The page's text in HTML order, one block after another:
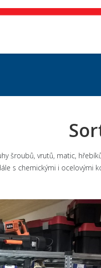
šroubů, vrutů, matic,
s chemickými i ocelovými